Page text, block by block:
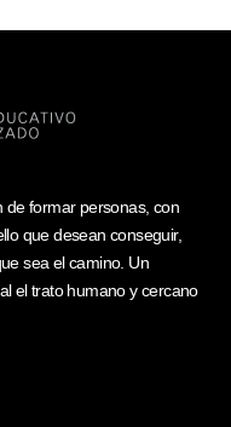
de formar personas, con
que desean conseguir,
sea el camino. Un
el trato humano y cercano